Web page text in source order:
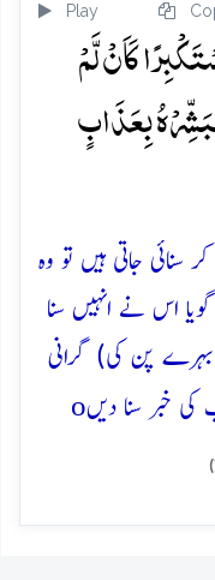
Play
کَاَنۡ لَّمۡ
بِعَذَابٍ
سنائی جاتی ہیں تو وہ
اس نے انہیں سنا
پن کی) گرانی
خبر سنا دیںo